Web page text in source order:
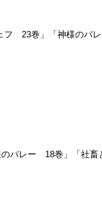
フ 23巻」「神様のバ
バレー 18巻」「社畜